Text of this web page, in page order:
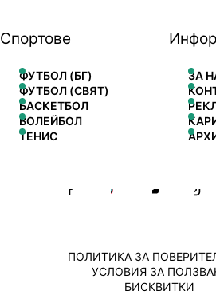
Спортове
ФУТБОЛ (БГ)
ФУТБОЛ (СВЯТ)
БАСКЕТБОЛ
ВОЛЕЙБОЛ
ТЕНИС
ЗА
ПОЛИТИКА ЗА
УСЛОВИЯ ЗА
БИСКВИТКИ